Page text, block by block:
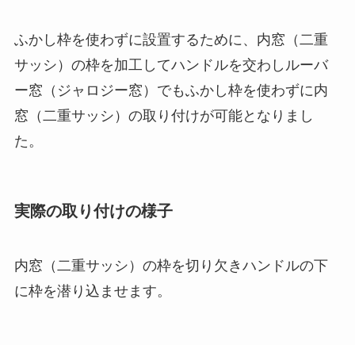
ふかし枠を使わずに設置するために、内窓（二重
サッシ）の枠を加工してハンドルを交わしルーバ
ー窓（ジャロジー窓）でもふかし枠を使わずに内
窓（二重サッシ）の取り付けが可能となりまし
た。
実際の取り付けの様子
内窓（二重サッシ）の枠を切り欠きハンドルの下
に枠を潜り込ませます。